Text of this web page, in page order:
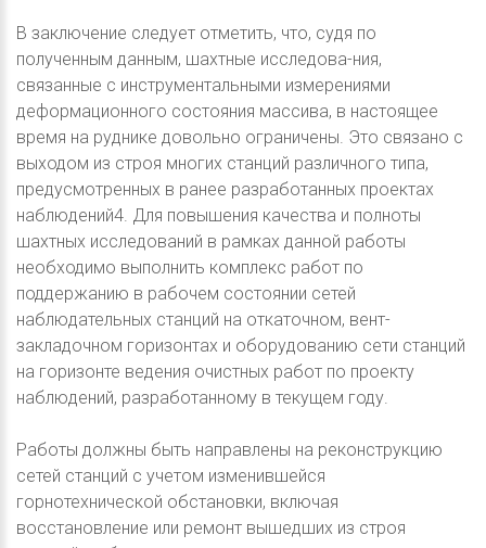
В заключение следует отметить, что, судя по
полученным данным, шахтные исследова-ния,
связанные с инструментальными измерениями
деформационного состояния массива, в настоящее
время на руднике довольно ограничены. Это связано с
выходом из строя многих станций различного типа,
предусмотренных в ранее разработанных проектах
наблюдений4. Для повышения качества и полноты
шахтных исследований в рамках данной работы
необходимо выполнить комплекс работ по
поддержанию в рабочем состоянии сетей
наблюдательных станций на откаточном, вент-
закладочном горизонтах и оборудованию сети станций
на горизонте ведения очистных работ по проекту
наблюдений, разработанному в текущем году.
Работы должны быть направлены на реконструкцию
сетей станций с учетом изменившейся
горнотехнической обстановки, включая
восстановление или ремонт вышедших из строя